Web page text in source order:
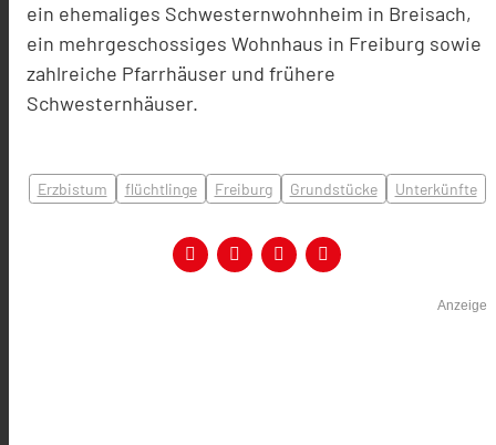
ein ehemaliges Schwesternwohnheim in Breisach,
ein mehrgeschossiges Wohnhaus in Freiburg sowie
zahlreiche Pfarrhäuser und frühere
Schwesternhäuser.
Erzbistum flüchtlinge Freiburg Grundstücke Unterkünfte
Anzeige